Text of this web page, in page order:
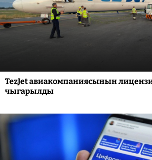
TezJet авиакомпаниясынын
чыгарылды